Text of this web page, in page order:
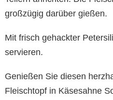
großzügig darüber gießen.
Mit frisch gehackter
servieren.
Genießen Sie diesen
Fleischtopf in Käsesahne